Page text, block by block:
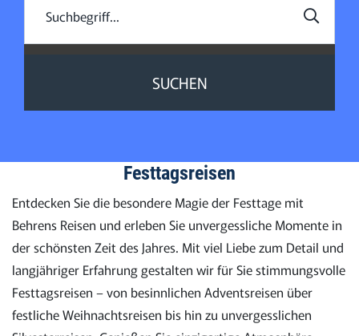
SUCHEN
Festtagsreisen
Entdecken Sie die besondere Magie der Festtage mit
Behrens Reisen und erleben Sie unvergessliche Momente in
der schönsten Zeit des Jahres. Mit viel Liebe zum Detail und
langjähriger Erfahrung gestalten wir für Sie stimmungsvolle
Festtagsreisen – von besinnlichen Adventsreisen über
festliche Weihnachtsreisen bis hin zu unvergesslichen